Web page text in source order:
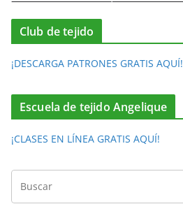
Club de tejido
¡DESCARGA PATRONES GRATIS AQUÍ!
Escuela de tejido Angelique
¡CLASES EN LÍNEA GRATIS AQUÍ!